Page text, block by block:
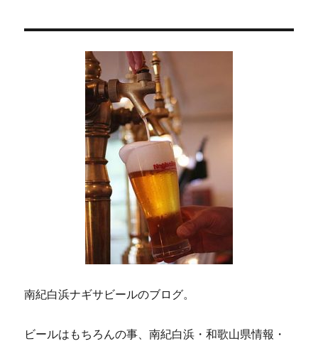
南紀白浜ナギサビールのブログ。
ビールはもちろんの事、南紀白浜・和歌山県情報・